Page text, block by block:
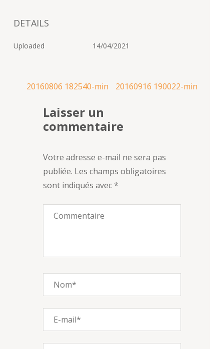
DETAILS
Uploaded 14/04/2021
Navigation
l’article
20160806 182540-min 20160916 190022-min
Laisser un
commentaire
Votre adresse e-mail ne sera pas
publiée. Les champs obligatoires
sont indiqués avec*